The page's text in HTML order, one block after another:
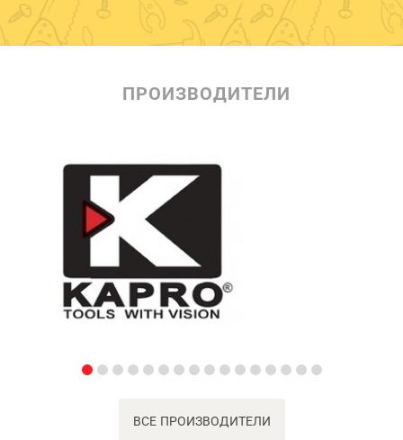
ПРОИЗВОДИТЕЛИ
ВСЕ ПРОИЗВОДИТЕЛИ